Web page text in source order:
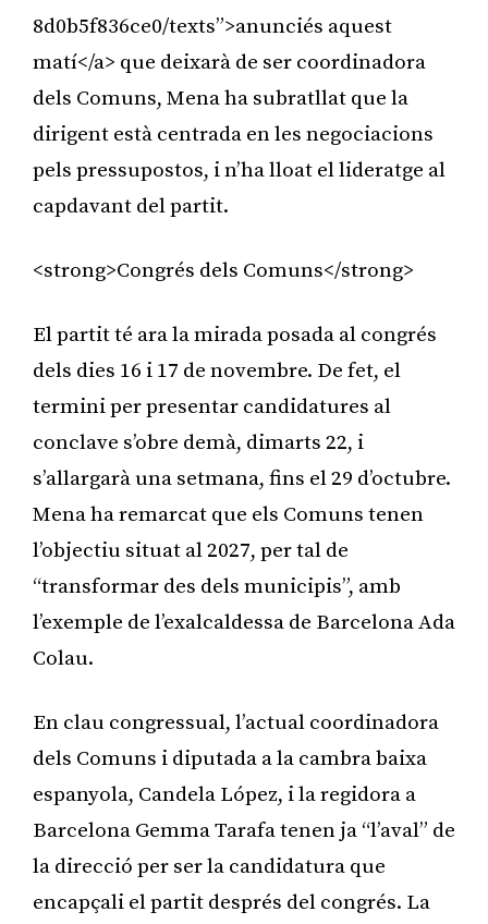
8d0b5f836ce0/texts”>anunciés aquest
matí</a> que deixarà de ser coordinadora
dels Comuns, Mena ha subratllat que la
dirigent està centrada en les negociacions
pels pressupostos, i n’ha lloat el lideratge al
capdavant del partit.
<strong>Congrés dels Comuns</strong>
El partit té ara la mirada posada al congrés
dels dies 16 i 17 de novembre. De fet, el
termini per presentar candidatures al
conclave s’obre demà, dimarts 22, i
s’allargarà una setmana, fins el 29 d’octubre.
Mena ha remarcat que els Comuns tenen
l’objectiu situat al 2027, per tal de
“transformar des dels municipis”, amb
l’exemple de l’exalcaldessa de Barcelona Ada
Colau.
En clau congressual, l’actual coordinadora
dels Comuns i diputada a la cambra baixa
espanyola, Candela López, i la regidora a
Barcelona Gemma Tarafa tenen ja “l’aval” de
la direcció per ser la candidatura que
encapçali el partit després del congrés. La